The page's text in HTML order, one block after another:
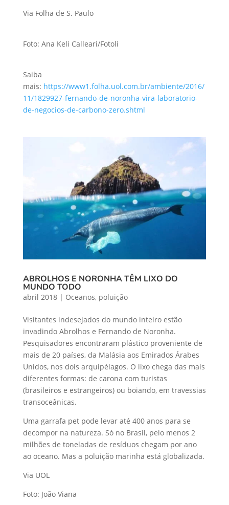
Via Folha de S. Paulo
Foto: Ana Keli Calleari/Fotoli
Saiba
mais: https://www1.folha.uol.com.br/ambiente/2016/
11/1829927-fernando-de-noronha-vira-laboratorio-
de-negocios-de-carbono-zero.shtml
ABROLHOS E NORONHA TÊM LIXO DO
MUNDO TODO
abril 2018| Oceanos, poluição
Visitantes indesejados do mundo inteiro estão
invadindo Abrolhos e Fernando de Noronha.
Pesquisadores encontraram plástico proveniente de
mais de 20 países, da Malásia aos Emirados Árabes
Unidos, nos dois arquipélagos. O lixo chega das mais
diferentes formas: de carona com turistas
(brasileiros e estrangeiros) ou boiando, em travessias
transoceânicas.
Uma garrafa pet pode levar até 400 anos para se
decompor na natureza. Só no Brasil, pelo menos 2
milhões de toneladas de resíduos chegam por ano
ao oceano. Mas a poluição marinha está globalizada.
Via UOL
Foto: João Viana